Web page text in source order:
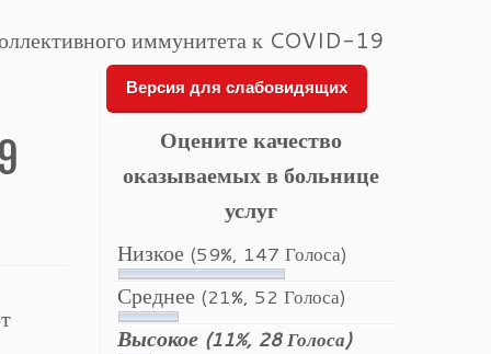
иммунитета к COVID-19
Версия для слабовидящих
Оцените качество
оказываемых в больнице
услуг
Низкое (59%, 147 Голоса)
Среднее (21%, 52 Голоса)
Высокое (11%, 28 Голоса)